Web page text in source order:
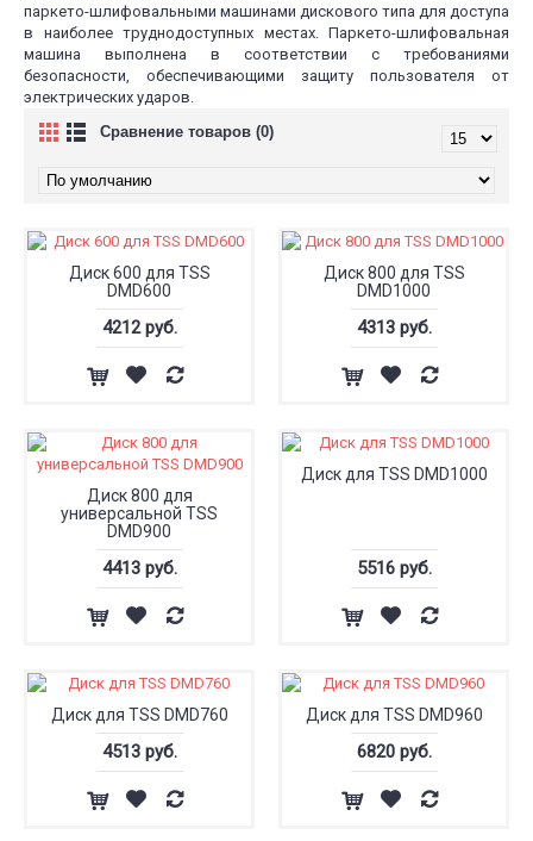
паркето-шлифовальными машинами дискового типа для доступа
в наиболее труднодоступных местах. Паркето-шлифовальная
машина выполнена в соответствии с требованиями
безопасности, обеспечивающими защиту пользователя от
электрических ударов.
Сравнение товаров (0)
Диск 600 для TSS
DMD600
4212 руб.
Диск 800 для TSS
DMD1000
4313 руб.
Диск 800 для
универсальной TSS
DMD900
4413 руб.
Диск для TSS DMD1000
5516 руб.
Диск для TSS DMD760
4513 руб.
Диск для TSS DMD960
6820 руб.